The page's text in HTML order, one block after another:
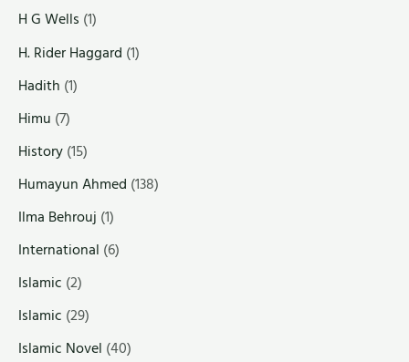
H G Wells (1)
H. Rider Haggard (1)
Hadith (1)
Himu (7)
History(15)
Humayun Ahmed (138)
Ilma Behrouj (1)
International (6)
Islamic (2)
Islamic (29)
Islamic Novel (40)